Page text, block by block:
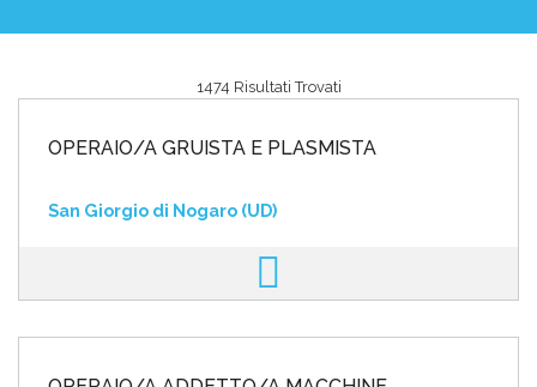
INVIA CV
1474 Risultati Trovati
OPERAIO/A GRUISTA E PLASMISTA
San Giorgio di Nogaro (UD)